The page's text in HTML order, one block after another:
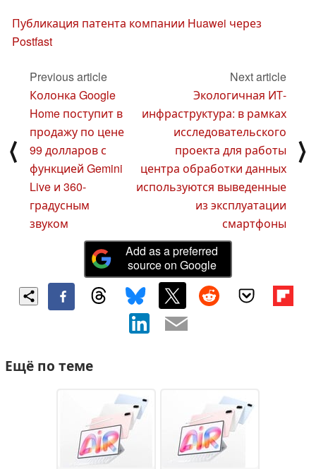
Публикация патента компании Huawei через
Postfast
⟨
Previous article
Колонка Google
Home поступит в
продажу по цене
99 долларов с
функцией Gemini
Live и 360-
градусным
звуком
Next article
Экологичная ИТ-
инфраструктура: в рамках
исследовательского
проекта для работы
центра обработки данных
используются выведенные
из эксплуатации
смартфоны
⟩
Add as a preferred
source on Google
Ещё по теме